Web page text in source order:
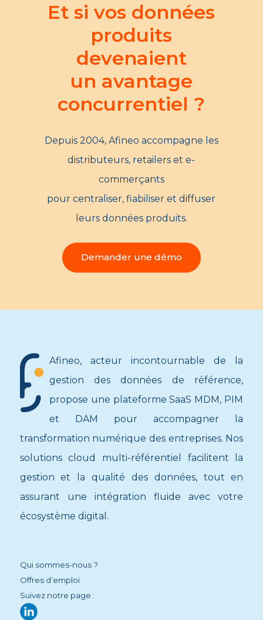
Et si vos données
produits
devenaient
un avantage
concurrentiel ?
Depuis 2004, Afineo accompagne les
distributeurs, retailers et e-
commerçants
pour centraliser, fiabiliser et diffuser
leurs données produits.
Demander une démo
Afineo, acteur incontournable de la
gestion des données de référence,
propose une plateforme SaaS MDM, PIM
et DAM pour accompagner la
transformation numérique des entreprises. Nos
solutions cloud multi-référentiel facilitent la
gestion et la qualité des données, tout en
assurant une intégration fluide avec votre
écosystème digital.
Qui sommes-nous ?
Offres d’emploi
Suivez notre page :